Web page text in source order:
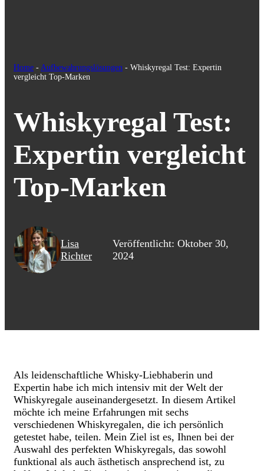
Home - Aufbewahrungslösungen - Whiskyregal Test: Expertin
vergleicht Top-Marken
Whiskyregal Test:
Expertin vergleicht
Top-Marken
Lisa
Richter
Veröffentlicht: Oktober 30,
2024
Als leidenschaftliche Whisky-Liebhaberin und
Expertin habe ich mich intensiv mit der Welt der
Whiskyregale auseinandergesetzt. In diesem Artikel
möchte ich meine Erfahrungen mit sechs
verschiedenen Whiskyregalen, die ich persönlich
getestet habe, teilen. Mein Ziel ist es, Ihnen bei der
Auswahl des perfekten Whiskyregals, das sowohl
funktional als auch ästhetisch ansprechend ist, zu